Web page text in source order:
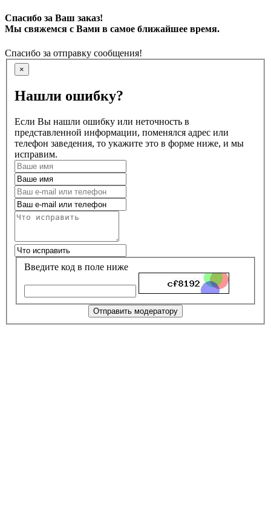
Спасибо за Ваш заказ!
Мы свяжемся с Вами в самое ближайшее время.
Спасибо за отправку сообщения!
×
Нашли ошибку?
Если Вы нашли ошибку или неточность в
представленной информации, поменялся адрес или
телефон заведения, то укажите это в форме ниже, и мы
исправим.
Введите код в поле ниже
Отправить модератору